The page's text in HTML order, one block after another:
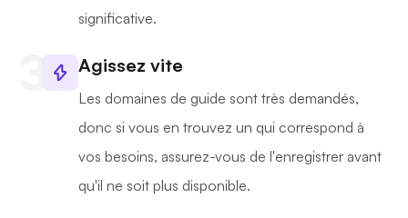
significative.
Agissez vite
Les domaines de guide sont très demandés,
donc si vous en trouvez un qui correspond à
vos besoins, assurez-vous de l'enregistrer avant
qu'il ne soit plus disponible.